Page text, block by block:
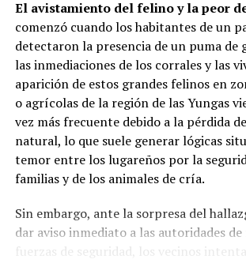
El informe evidencia que la atención se
hábitos de pospandemia: el83% de las
entrega viandas para llevar, el13,2%
atención presencial en salón y el
módulos alimentarios.
Respecto a la distribución horaria de las
mayor demanda se concentra durante
escolar y laboral:
Cenas:33,3%.
El avistamiento del felino y la peor
comenzó cuando los habitantes de un
detectaron la presencia de un puma de
las inmediaciones de los corrales y las
aparición de estos grandes felinos en
o agrícolas de la región de las Yungas
vez más frecuente debido a la pérdida
natural, lo que suele generar lógicas
temor entre los lugareños por la
familias y de los animales de cría.
Sin embargo, ante la sorpresa del
dar aviso inmediato a las autoridades de
fuerzas de seguridad, los vecinos